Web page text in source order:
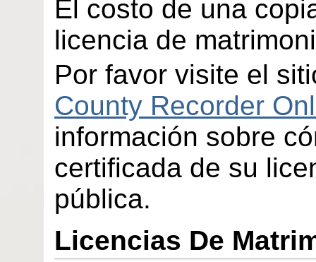
El costo de una
licencia de
Por favor visite el
County Recorder
información sobre
certificada de su
pública.
Licencias De